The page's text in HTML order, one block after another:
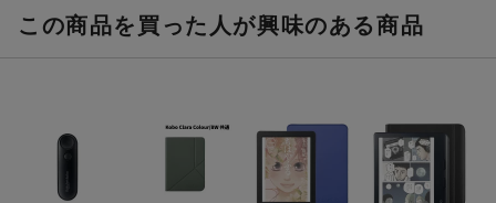
セット
この商品を買った人が興味のある商品